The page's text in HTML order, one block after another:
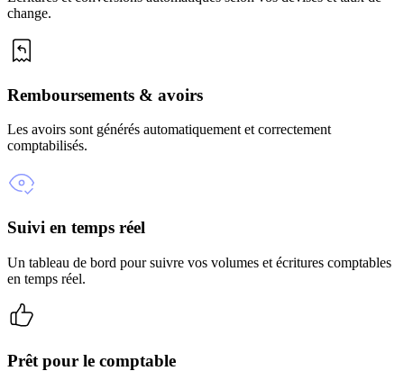
change.
Remboursements & avoirs
Les avoirs sont générés automatiquement et correctement
comptabilisés.
Suivi en temps réel
Un tableau de bord pour suivre vos volumes et écritures comptables
en temps réel.
Prêt pour le comptable